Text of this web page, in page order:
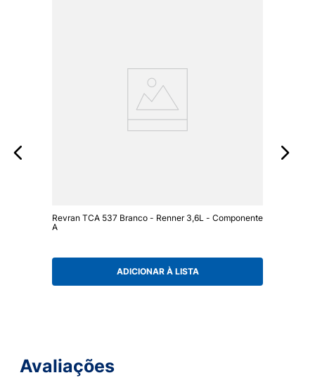
Revran TCA 537 Branco - Renner 3,6L - Componente
A
ADICIONAR À LISTA
Avaliações